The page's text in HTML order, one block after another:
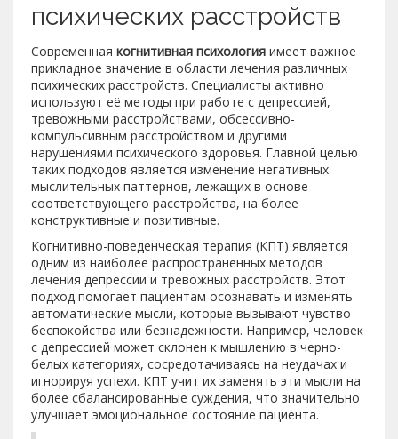
психических расстройств
Современная когнитивная психология имеет важное
прикладное значение в области лечения различных
психических расстройств. Специалисты активно
используют её методы при работе с депрессией,
тревожными расстройствами, обсессивно-
компульсивным расстройством и другими
нарушениями психического здоровья. Главной целью
таких подходов является изменение негативных
мыслительных паттернов, лежащих в основе
соответствующего расстройства, на более
конструктивные и позитивные.
Когнитивно-поведенческая терапия (КПТ) является
одним из наиболее распространенных методов
лечения депрессии и тревожных расстройств. Этот
подход помогает пациентам осознавать и изменять
автоматические мысли, которые вызывают чувство
беспокойства или безнадежности. Например, человек
с депрессией может склонен к мышлению в черно-
белых категориях, сосредотачиваясь на неудачах и
игнорируя успехи. КПТ учит их заменять эти мысли на
более сбалансированные суждения, что значительно
улучшает эмоциональное состояние пациента.